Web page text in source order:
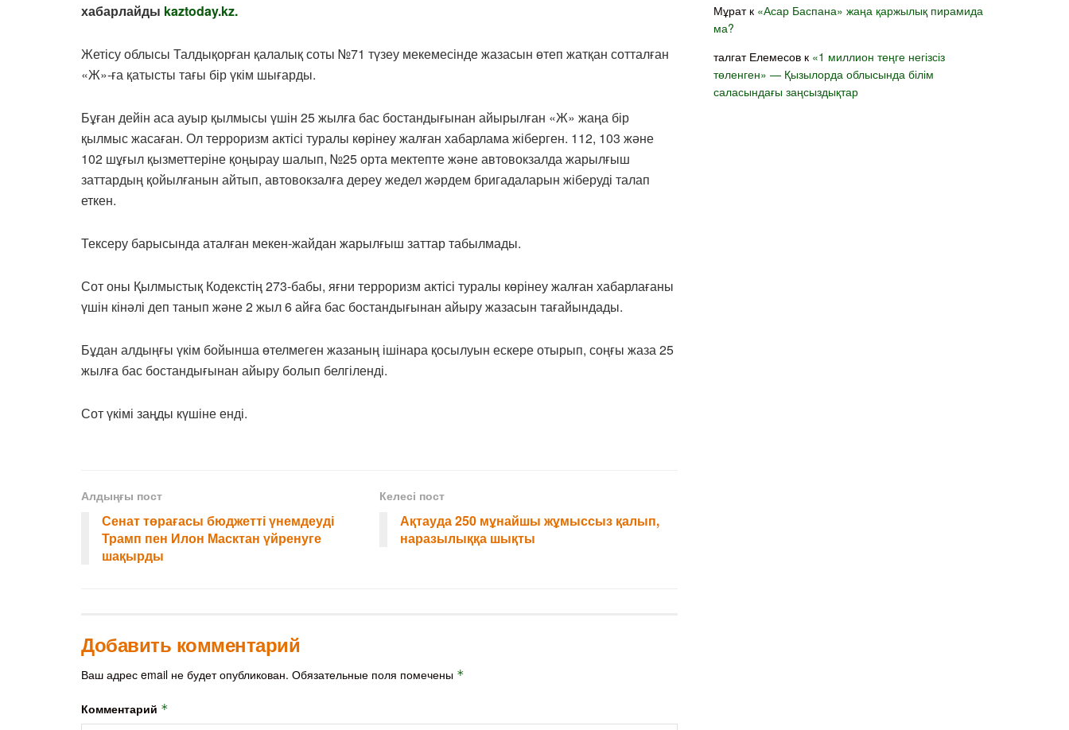
хабарлайды kaztoday.kz.
Жетісу облысы Талдықорған қалалық соты №71 түзеу мекемесінде жазасын өтеп жатқан сотталған
«Ж»-ға қатысты тағы бір үкім шығарды.
Бұған дейін аса ауыр қылмысы үшін 25 жылға бас бостандығынан айырылған «Ж» жаңа бір
қылмыс жасаған. Ол терроризм актісі туралы көрінеу жалған хабарлама жіберген. 112, 103 және
102 шұғыл қызметтеріне қоңырау шалып, №25 орта мектепте және автовокзалда жарылғыш
заттардың қойылғанын айтып, автовокзалға дереу жедел жәрдем бригадаларын жіберуді талап
еткен.
Тексеру барысында аталған мекен-жайдан жарылғыш заттар табылмады.
Сот оны Қылмыстық Кодекстің 273-бабы, яғни терроризм актісі туралы көрінеу жалған хабарлағаны
үшін кінәлі деп танып және 2 жыл 6 айға бас бостандығынан айыру жазасын тағайындады.
Бұдан алдыңғы үкім бойынша өтелмеген жазаның ішінара қосылуын ескере отырып, соңғы жаза 25
жылға бас бостандығынан айыру болып белгіленді.
Сот үкімі заңды күшіне енді.
Алдыңғы пост
Сенат төрағасы бюджетті үнемдеуді
Трамп пен Илон Масктан үйренуге
шақырды
Келесі пост
Ақтауда 250 мұнайшы жұмыссыз қалып,
наразылыққа шықты
Добавить комментарий
Ваш адрес email не будет опубликован. Обязательные поля помечены *
Комментарий *
Мұратк «Асар Баспана» жаңа қаржылық пирамида
ма?
талгат Елемесов к «1 миллион теңге негізсіз
төленген» — Қызылорда облысында білім
саласындағы заңсыздықтар